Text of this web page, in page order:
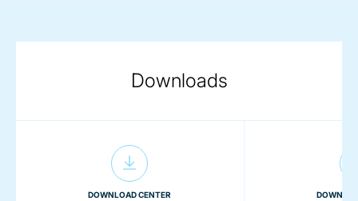
Downloads
DOWNLOAD CENTER